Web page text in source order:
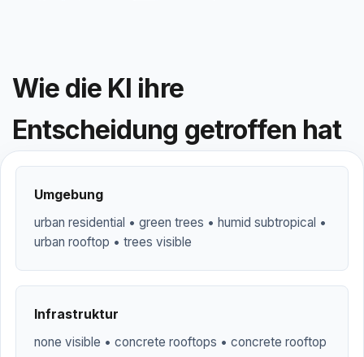
Wie die KI ihre
Entscheidung getroffen hat
Umgebung
urban residential • green trees • humid subtropical •
urban rooftop • trees visible
Infrastruktur
none visible • concrete rooftops • concrete rooftop